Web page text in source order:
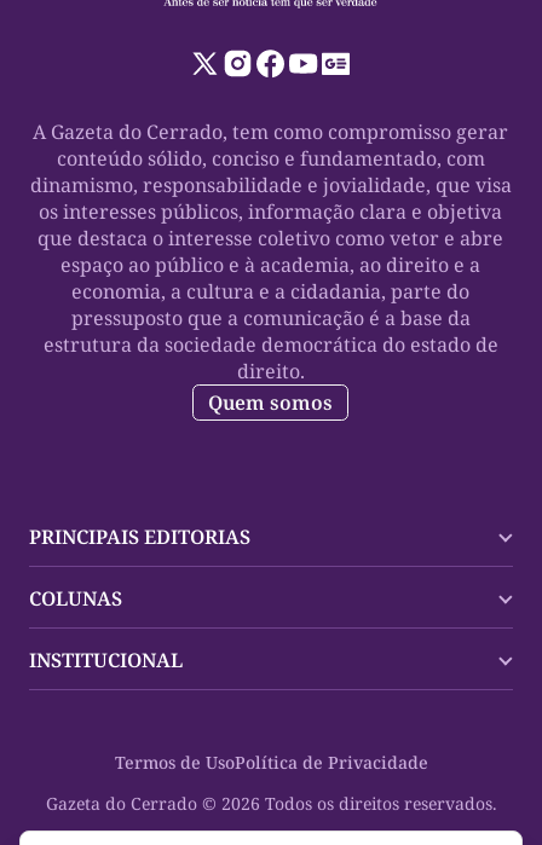
A Gazeta do Cerrado, tem como compromisso gerar
conteúdo sólido, conciso e fundamentado, com
dinamismo, responsabilidade e jovialidade, que visa
os interesses públicos, informação clara e objetiva
que destaca o interesse coletivo como vetor e abre
espaço ao público e à academia, ao direito e a
economia, a cultura e a cidadania, parte do
pressuposto que a comunicação é a base da
estrutura da sociedade democrática do estado de
direito.
Quem somos
PRINCIPAIS EDITORIAS
Palmas
Mundo
Oportunidades
Cultura
Saúde
COLUNAS
Policial
Planeta Vivo
Espaço Cidadania
Turistando Gazeta
INSTITUCIONAL
Gazeta do Cerrado © 2026 Todos os direitos reservados.
Termos de UsoPolítica de Privacidade